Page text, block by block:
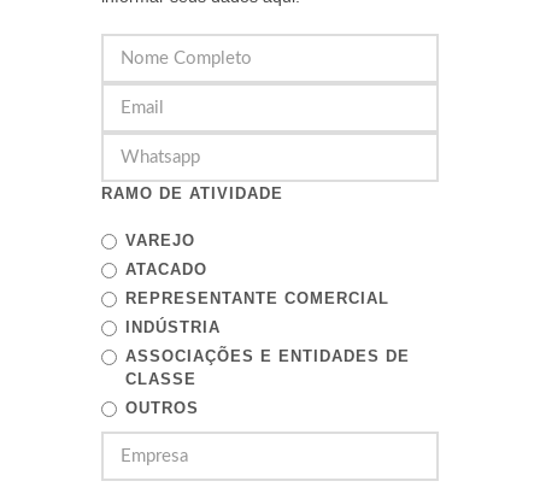
RAMO DE ATIVIDADE
VAREJO
ATACADO
REPRESENTANTE COMERCIAL
INDÚSTRIA
ASSOCIAÇÕES E ENTIDADES DE
CLASSE
OUTROS